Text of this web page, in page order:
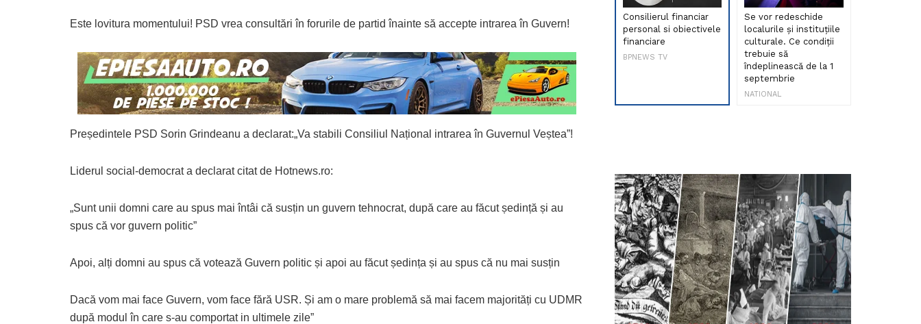
Este lovitura momentului! PSD vrea consultări în forurile de partid înainte să accepte intrarea în Guvern!
Președintele PSD Sorin Grindeanu a declarat:„Va stabili Consiliul Național intrarea în Guvernul Veștea”!
Liderul social-democrat a declarat citat de Hotnews.ro:
„Sunt unii domni care au spus mai întâi că susțin un guvern tehnocrat, după care au făcut ședință și au
spus că vor guvern politic”
Apoi, alți domni au spus că votează Guvern politic și apoi au făcut ședința și au spus că nu mai susțin
Dacă vom mai face Guvern, vom face fără USR. Și am o mare problemă să mai facem majorități cu UDMR
după modul în care s-au comportat in ultimele zile”
Consilierul financiar
personal si obiectivele
financiare
BPNEWS TV
Se vor redeschide
localurile și instituțiile
culturale. Ce condiții
trebuie să
îndeplinească de la 1
septembrie
NATIONAL